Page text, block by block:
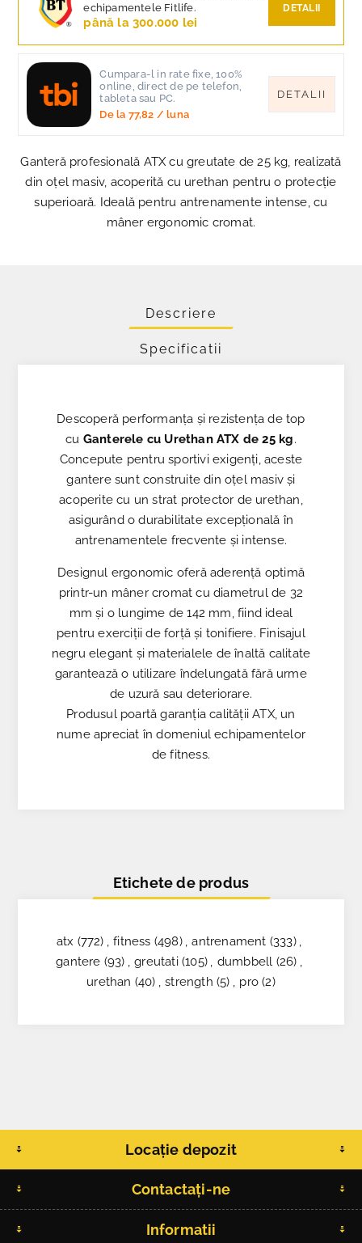
echipamentele Fitlife.
până la 300.000 lei
DETALII
Cumpara-l in rate fixe, 100%
online, direct de pe telefon,
tableta sau PC.
De la 77,82 / luna
DETALII
Ganteră profesională ATX cu greutate de 25 kg, realizată
din oțel masiv, acoperită cu urethan pentru o protecție
superioară. Ideală pentru antrenamente intense, cu
mâner ergonomic cromat.
Descriere
Specificatii
Descoperă performanța și rezistența de top
cu Ganterele cu Urethan ATX de 25 kg.
Concepute pentru sportivi exigenți, aceste
gantere sunt construite din oțel masiv și
acoperite cu un strat protector de urethan,
asigurând o durabilitate excepțională în
antrenamentele frecvente și intense.
Designul ergonomic oferă aderență optimă
printr-un mâner cromat cu diametrul de 32
mm și o lungime de 142 mm, fiind ideal
pentru exerciții de forță și tonifiere. Finisajul
negru elegant și materialele de înaltă calitate
garantează o utilizare îndelungată fără urme
de uzură sau deteriorare.
Produsul poartă garanția calității ATX, un
nume apreciat în domeniul echipamentelor
de fitness.
Etichete de produs
atx (772) , fitness (498) , antrenament (333) ,
gantere (93) , greutati (105) , dumbbell (26) ,
urethan (40) , strength (5) , pro (2)
Locație depozit
Contactați-ne
Informatii